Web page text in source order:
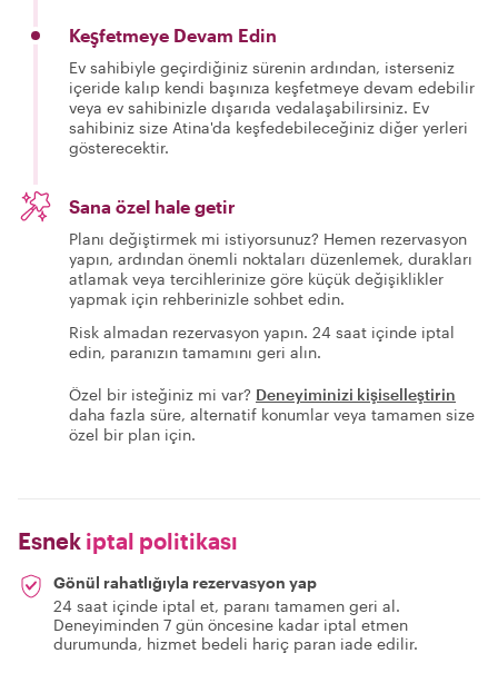
Keşfetmeye Devam Edin
Ev sahibiyle geçirdiğiniz sürenin ardından, isterseniz
içeride kalıp kendi başınıza keşfetmeye devam edebilir
veya ev sahibinizle dışarıda vedalaşabilirsiniz. Ev
sahibiniz size Atina'da keşfedebileceğiniz diğer yerleri
gösterecektir.
Sana özel hale getir
Planı değiştirmek mi istiyorsunuz? Hemen rezervasyon
yapın, ardından önemli noktaları düzenlemek, durakları
atlamak veya tercihlerinize göre küçük değişiklikler
yapmak için rehberinizle sohbet edin.
Risk almadan rezervasyon yapın. 24 saat içinde iptal
edin, paranızın tamamını geri alın.
Özel bir isteğiniz mi var? Deneyiminizi kişiselleştirin
daha fazla süre, alternatif konumlar veya tamamen size
özel bir plan için.
Esnek iptal politikası
Gönül rahatlığıyla rezervasyon yap
24 saat içinde iptal et, paranı tamamen geri al.
Deneyiminden 7 gün öncesine kadar iptal etmen
durumunda, hizmet bedeli hariç paran iade edilir.